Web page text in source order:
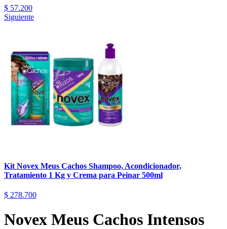
$ 57.200
Siguiente
Kit Novex Meus Cachos Shampoo, Acondicionador,
Tratamiento 1 Kg y Crema para Peinar 500ml
$ 278.700
Novex Meus Cachos Intensos